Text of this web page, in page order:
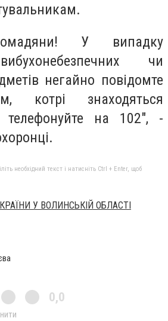
У випадку
чи
негайно повідомте
котрі знаходяться
на 102", -
необхідний текст і натисніть Ctrl + Enter, щоб
У ВОЛИНСЬКІЙ ОБЛАСТІ
0,0